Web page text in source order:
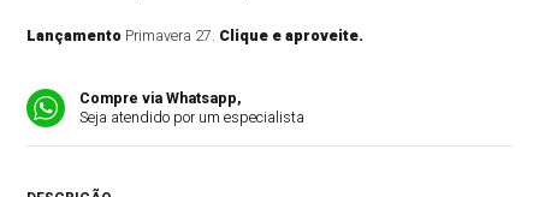
Lançamento Primavera 27. Clique e aproveite.
Compre via Whatsapp,
Seja atendido por um especialista